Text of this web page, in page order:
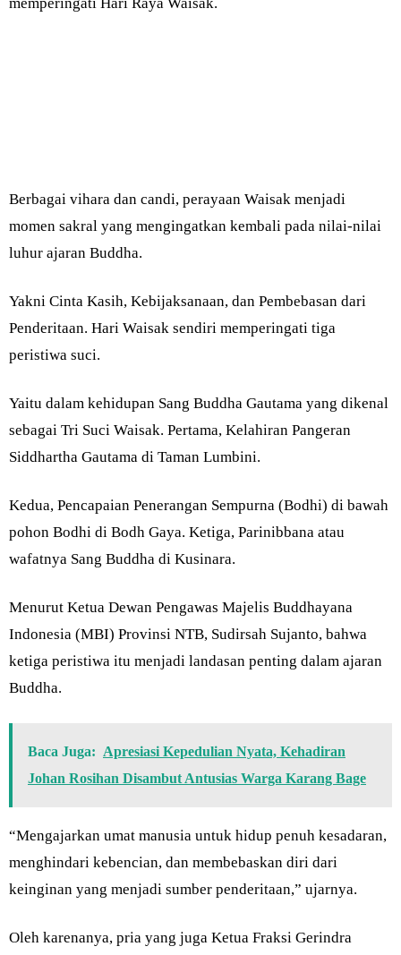
Berbagai vihara dan candi, perayaan Waisak menjadi
momen sakral yang mengingatkan kembali pada nilai-nilai
luhur ajaran Buddha.
Yakni Cinta Kasih, Kebijaksanaan, dan Pembebasan dari
Penderitaan. Hari Waisak sendiri memperingati tiga
peristiwa suci.
Yaitu dalam kehidupan Sang Buddha Gautama yang dikenal
sebagai Tri Suci Waisak. Pertama, Kelahiran Pangeran
Siddhartha Gautama di Taman Lumbini.
Kedua, Pencapaian Penerangan Sempurna (Bodhi) di bawah
pohon Bodhi di Bodh Gaya. Ketiga, Parinibbana atau
wafatnya Sang Buddha di Kusinara.
Menurut Ketua Dewan Pengawas Majelis Buddhayana
Indonesia (MBI) Provinsi NTB, Sudirsah Sujanto, bahwa
ketiga peristiwa itu menjadi landasan penting dalam ajaran
Buddha.
Baca Juga: Apresiasi Kepedulian Nyata, Kehadiran
Johan Rosihan Disambut Antusias Warga Karang Bage
“Mengajarkan umat manusia untuk hidup penuh kesadaran,
menghindari kebencian, dan membebaskan diri dari
keinginan yang menjadi sumber penderitaan,” ujarnya.
Oleh karenanya, pria yang juga Ketua Fraksi Gerindra